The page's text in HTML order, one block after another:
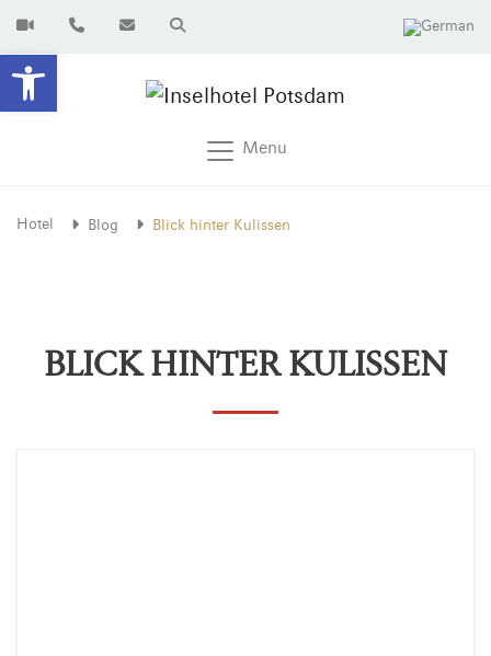
Open toolbar
Menu
Hotel Blog Blick hinter Kulissen
BLICK HINTER KULISSEN